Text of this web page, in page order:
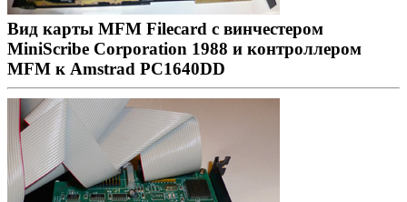
Вид карты MFM Filecard с винчестером
MiniScribe Corporation 1988 и контроллером
MFM к Amstrad PC1640DD